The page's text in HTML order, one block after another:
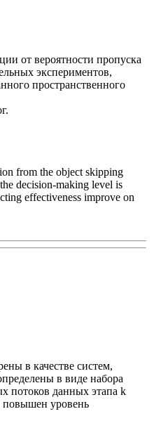
от вероятности пропуска
экспериментов,
пространственного
from the object skipping
decision-making level is
effectiveness improve on
в качестве систем,
в виде набора
потоков данных этапа k
повышен уровень